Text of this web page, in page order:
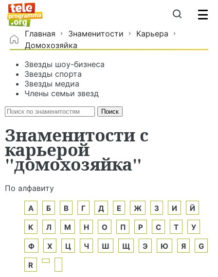
Главная Знаменитости
Карьера
Домохозяйка
Звезды шоу-бизнеса
Звезды спорта
Звезды медиа
Члены семьи звезд
Знаменитости с
карьерой
"домохозяйка"
По алфавиту
А Б В Г Д Е Ж З И Й
К Л М Н О П Р С Т У
Ф Х Ц Ч Ш Щ Э Ю Я G
R